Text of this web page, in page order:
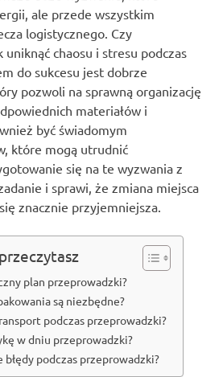
ale przede wszystkim
logistycznego. Czy
uniknąć chaosu i stresu podczas
do sukcesu jest dobrze
pozwoli na sprawną organizację
materiałów i
być świadomym
które mogą utrudnić
się na te wyzwania z
i sprawi, że zmiana miejsca
znacznie przyjemniejsza.
plan przeprowadzki?
są niezbędne?
podczas przeprowadzki?
w dniu przeprowadzki?
błędy podczas przeprowadzki?